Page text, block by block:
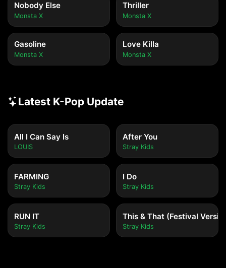
Nobody Else
Monsta X
Thriller
Monsta X
Gasoline
Monsta X
Love Killa
Monsta X
Latest K-Pop Update
All I Can Say Is
LOUIS
After You
Stray Kids
FARMING
Stray Kids
I Do
Stray Kids
RUN IT
Stray Kids
This & That (Festival
Stray Kids